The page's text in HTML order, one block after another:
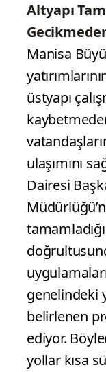
Altyapı
Manisa
üstyapı
ulaşımını
Dairesi
genelindeki
belirlenen
ediyor.
yollar kısa